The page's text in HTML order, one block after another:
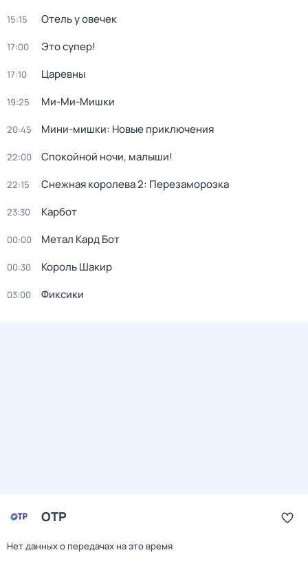
15:15 Отель у овечек
17:00 Это супер!
17:10 Царевны
19:25 Ми-Ми-Мишки
20:45 Мини-мишки: Новые приключения
22:00 Спокойной ночи, малыши!
22:15 Снежная королева 2: Перезаморозка
23:30 Карбот
00:00 Метал Кард Бот
00:30 Король Шакир
03:00 Фиксики
ОТР
Нет данных о передачах на это время